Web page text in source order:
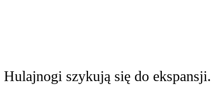
Hulajnogi szykują się do ekspansji.